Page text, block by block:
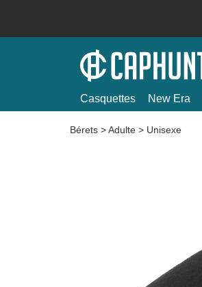
Casquettes New Era
Bérets >Adulte > Unisexe